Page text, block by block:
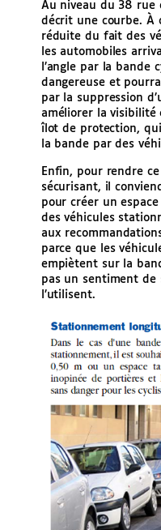
Au niveau du 38 rue
décrit une courbe. À
réduite du fait des
les automobiles
l’angle par la bande
dangereuse et
par la suppression
améliorer la visibilité
îlot de protection,
la bande par des
Enfin, pour rendre
sécurisant, il
pour créer un
des véhicules
aux
parce que les
empiètent sur la
pas un sentiment de
l’utilisent.